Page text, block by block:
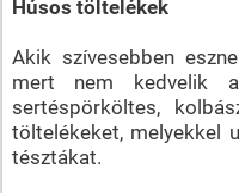
Húsos töltelékek
Akik szívesebben
mert nem kedvelik
sertéspörköltes,
töltelékeket, melyekkel
tésztákat.